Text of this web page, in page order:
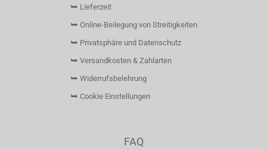
⮩ Lieferzeit
⮩ Online-Beilegung von Streitigkeiten
⮩ Privatsphäre und Datenschutz
⮩ Versandkosten & Zahlarten
⮩ Widerrufsbelehrung
⮩ Cookie Einstellungen
FAQ